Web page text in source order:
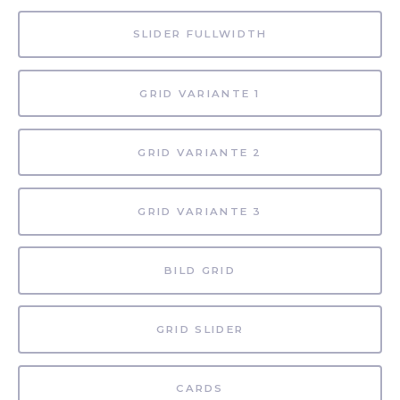
SLIDER FULLWIDTH
GRID VARIANTE 1
GRID VARIANTE 2
GRID VARIANTE 3
BILD GRID
GRID SLIDER
CARDS